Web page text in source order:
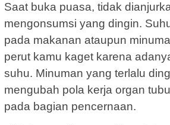
Saat buka puasa, tidak
mengonsumsi yang dingin.
pada makanan ataupun
perut kamu kaget karena
suhu. Minuman yang terlalu
mengubah pola kerja organ
pada bagian pencernaan.